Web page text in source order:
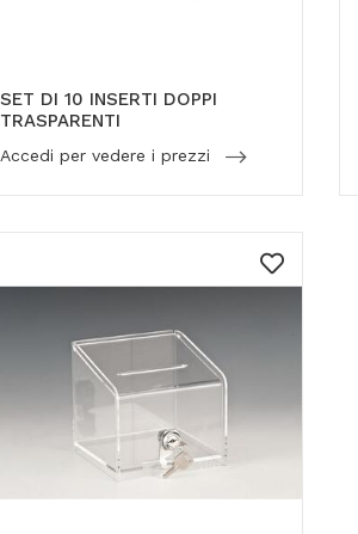
SET DI 10 INSERTI DOPPI
TRASPARENTI
Accedi per vedere i prezzi